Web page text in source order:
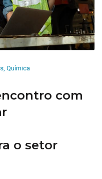
Química
com
o setor